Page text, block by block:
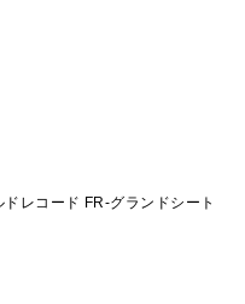
レコード FR-グランドシート